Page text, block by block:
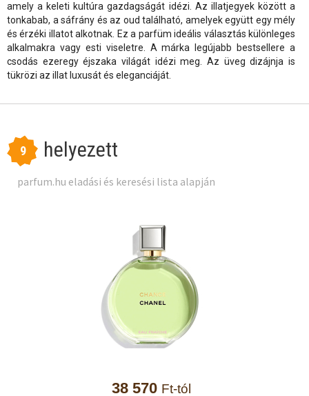
amely a keleti kultúra gazdagságát idézi. Az illatjegyek között a
tonkabab, a sáfrány és az oud található, amelyek együtt egy mély
és érzéki illatot alkotnak. Ez a parfüm ideális választás különleges
alkalmakra vagy esti viseletre. A márka legújabb bestsellere a
csodás ezeregy éjszaka világát idézi meg. Az üveg dizájnja is
tükrözi az illat luxusát és eleganciáját.
9 helyezett
parfum.hu eladási és keresési lista alapján
38 570 Ft-tól